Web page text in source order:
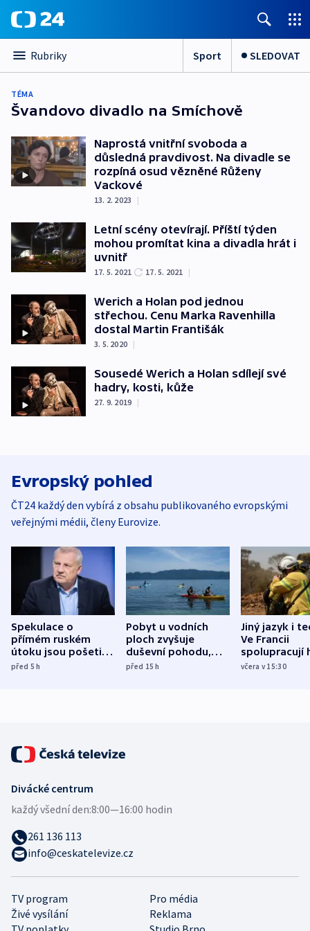
Rubriky Sport SLEDOVAT
TÉMA
Švandovo divadlo na Smíchově
Naprostá vnitřní svoboda a
důsledná pravdivost. Na divadle se
rozpíná osud vězněné Růženy
Vackové
13. 2. 2023 |
Letní scény otevírají. Příští týden
mohou promítat kina a divadla hrát i
uvnitř
17. 5. 2021 17. 5. 2021 |
Werich a Holan pod jednou
střechou. Cenu Marka Ravenhilla
dostal Martin Františák
3. 5. 2020 |
Sousedé Werich a Holan sdílejí své
hadry, kosti, kůže
27. 9. 2019 |
Evropský pohled
ČT24 každý den vybírá z obsahu publikovaného evropskými
veřejnými médii, členy Eurovize.
Spekulace o
přímém ruském
útoku jsou pošetilé,
míní estonský
před 5h
Pobyt u vodních
ploch zvyšuje
duševní pohodu,
ukázala
před 15h
Jiný jazyk i
Ve Francii
spolupracují
různých zemí
včera v 15:30
TV program
Pro média
Živé vysílání
Reklama
Divácké centrum
každý všední den:8:00—16:00 hodin
261 136 113
info@ceskatelevize.cz